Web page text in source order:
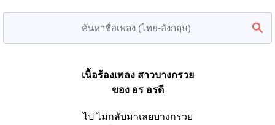
เนื้อร้องเพลง สาวบางกรวย
ของ อร อรดี
ไป ไม่กลับมาเลยบางกรวย